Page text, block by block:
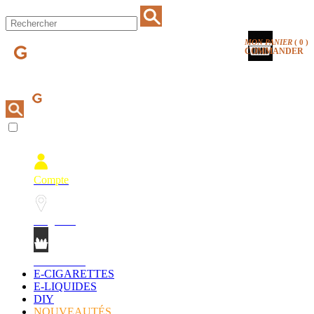
MON PANIER ( 0 )
COMMANDER
Compte
E-CIGARETTES
E-LIQUIDES
DIY
NOUVEAUTÉS